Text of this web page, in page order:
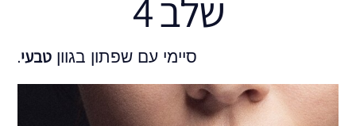
סיימי עם שפתון בגוון טבעי.